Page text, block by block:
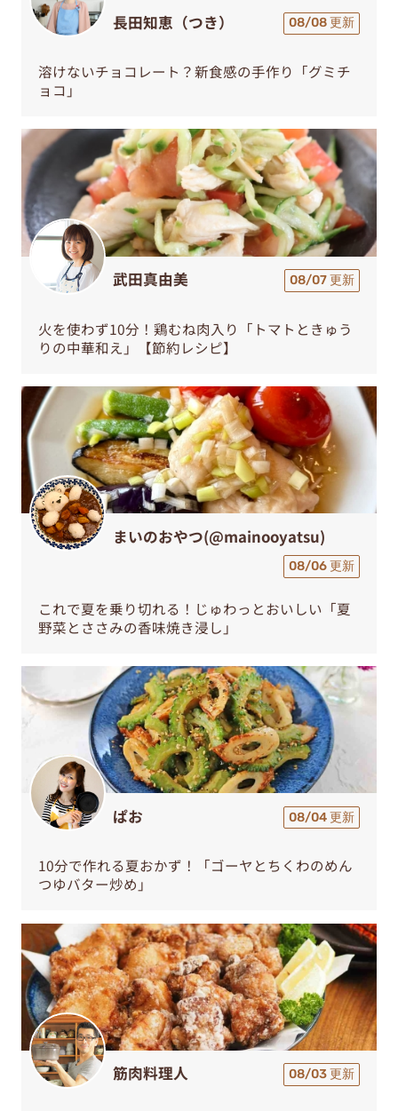
長田知恵（つき） 08/08 更新
溶けないチョコレート？新食感の手作り「グミチ
ョコ」
武田真由美 08/07 更新
火を使わず10分！鶏むね肉入り「トマトときゅう
りの中華和え」【節約レシピ】
まいのおやつ(@mainooyatsu)
08/06 更新
これで夏を乗り切れる！じゅわっとおいしい「夏
野菜とささみの香味焼き浸し」
ぱお 08/04 更新
10分で作れる夏おかず！「ゴーヤとちくわのめん
つゆバター炒め」
筋肉料理人 08/03 更新